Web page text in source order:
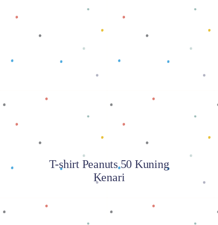
Baca selengkapnya
T-shirt Peanuts 50 Kuning
Kenari